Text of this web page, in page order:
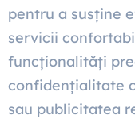
pentru a susține
servicii
funcționalități
confidențialitate
sau publicitatea